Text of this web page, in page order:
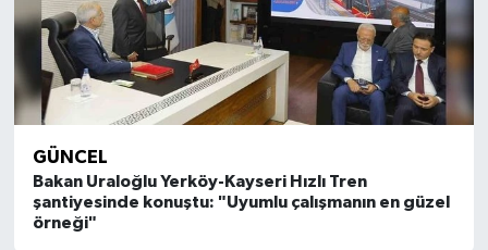
GÜNCEL
Bakan Uraloğlu Yerköy-Kayseri Hızlı Tren
şantiyesinde konuştu: "Uyumlu çalışmanın en güzel
örneği"